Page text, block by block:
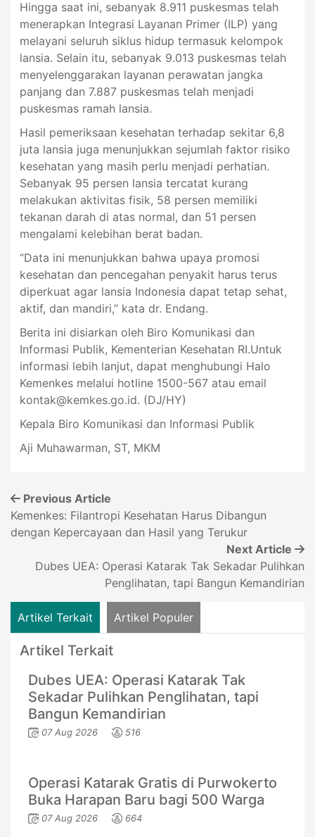
Hingga saat ini, sebanyak 8.911 puskesmas telah
menerapkan Integrasi Layanan Primer (ILP) yang
melayani seluruh siklus hidup termasuk kelompok
lansia. Selain itu, sebanyak 9.013 puskesmas telah
menyelenggarakan layanan perawatan jangka
panjang dan 7.887 puskesmas telah menjadi
puskesmas ramah lansia.
Hasil pemeriksaan kesehatan terhadap sekitar 6,8
juta lansia juga menunjukkan sejumlah faktor risiko
kesehatan yang masih perlu menjadi perhatian.
Sebanyak 95 persen lansia tercatat kurang
melakukan aktivitas fisik, 58 persen memiliki
tekanan darah di atas normal, dan 51 persen
mengalami kelebihan berat badan.
“Data ini menunjukkan bahwa upaya promosi
kesehatan dan pencegahan penyakit harus terus
diperkuat agar lansia Indonesia dapat tetap sehat,
aktif, dan mandiri,” kata dr. Endang.
Berita ini disiarkan oleh Biro Komunikasi dan
Informasi Publik, Kementerian Kesehatan RI.Untuk
informasi lebih lanjut, dapat menghubungi Halo
Kemenkes melalui hotline 1500-567 atau email
kontak@kemkes.go.id. (DJ/HY)
Kepala Biro Komunikasi dan Informasi Publik
Aji Muhawarman, ST, MKM
Previous Article
Kemenkes: Filantropi Kesehatan Harus Dibangun
dengan Kepercayaan dan Hasil yang Terukur
Next Article
Dubes UEA: Operasi Katarak Tak Sekadar Pulihkan
Penglihatan, tapi Bangun Kemandirian
Artikel Terkait Artikel Populer
Artikel Terkait
Dubes UEA: Operasi Katarak Tak
Sekadar Pulihkan Penglihatan, tapi
Bangun Kemandirian
07 Aug 2026 516
Operasi Katarak Gratis di Purwokerto
Buka Harapan Baru bagi 500 Warga
07 Aug 2026 664